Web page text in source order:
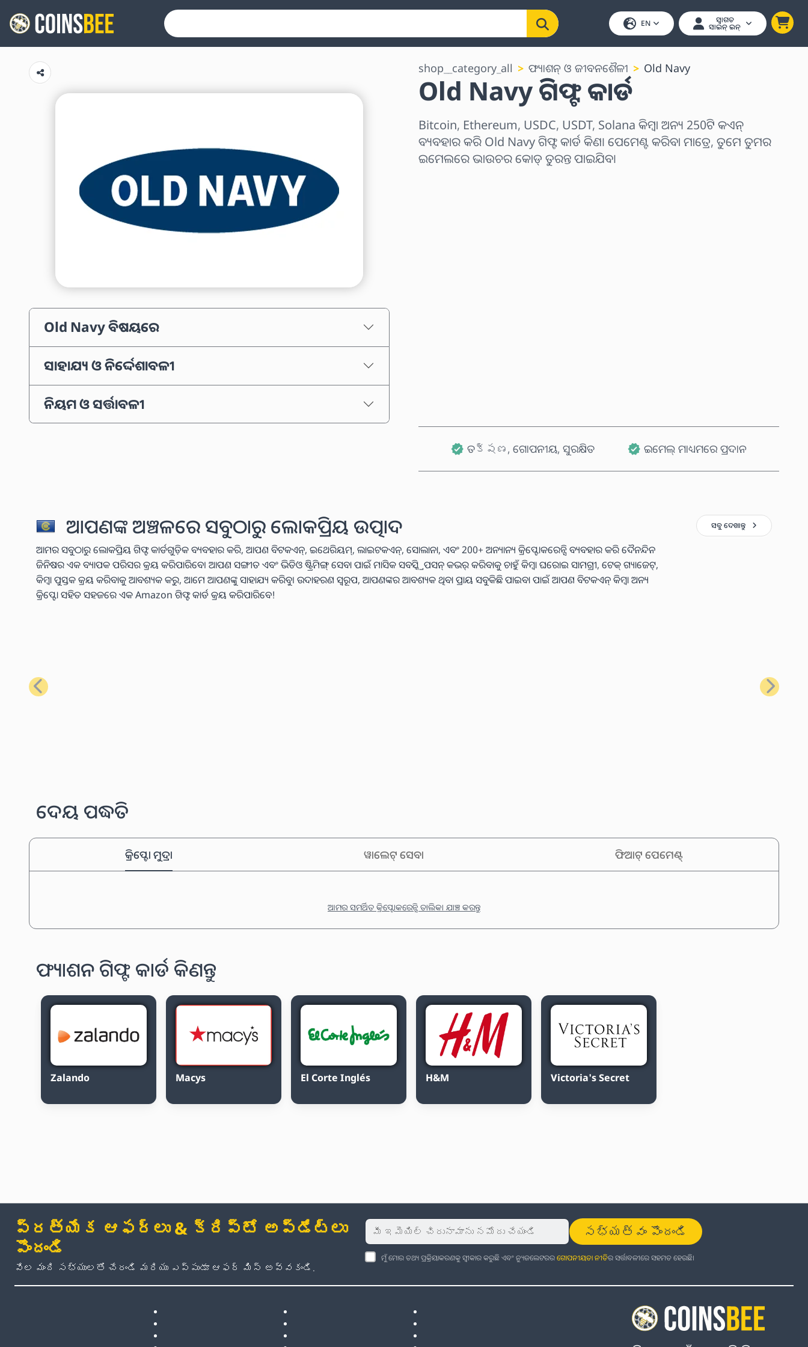
EN ସ୍ୱାଗତ
ସାଇନ୍ ଇନ୍
Old Navy ବିଷୟରେ
ସାହାଯ୍ୟ ଓ ନିର୍ଦ୍ଦେଶାବଳୀ
ନିୟମ ଓ ସର୍ତ୍ତାବଳୀ
shop__category_all ଫ୍ୟାଶନ୍ ଓ ଜୀବନଶୈଳୀ Old Navy
Old Navy ଗିଫ୍ଟ କାର୍ଡ
Bitcoin, Ethereum, USDC, USDT, Solana କିମ୍ବା ଅନ୍ୟ 250ଟି କଏନ୍
ବ୍ୟବହାର କରି Old Navy ଗିଫ୍ଟ କାର୍ଡ କିଣ। ପେମେଣ୍ଟ କରିବା ମାତ୍ରେ, ତୁମେ ତୁମର
ଇମେଲରେ ଭାଉଚର କୋଡ୍ ତୁରନ୍ତ ପାଇଯିବ।
ତక్షణ, ଗୋପନୀୟ, ସୁରକ୍ଷିତ ଇମେଲ୍ ମାଧ୍ୟମରେ ପ୍ରଦାନ
ଆପଣଙ୍କ ଅଞ୍ଚଳରେ ସବୁଠାରୁ ଲୋକପ୍ରିୟ ଉତ୍ପାଦ
ଆମର ସବୁଠାରୁ ଲୋକପ୍ରିୟ ଗିଫ୍ଟ କାର୍ଡଗୁଡ଼ିକ ବ୍ୟବହାର କରି, ଆପଣ ବିଟକଏନ୍, ଇଥେରିୟମ୍, ଲାଇଟକଏନ୍, ସୋଲାନା, ଏବଂ 200+ ଅନ୍ୟାନ୍ୟ କ୍ରିପ୍ଟୋକରେନ୍ସି ବ୍ୟବହାର କରି ଦୈନନ୍ଦିନ
ଜିନିଷର ଏକ ବ୍ୟାପକ ପରିସର କ୍ରୟ କରିପାରିବେ। ଆପଣ ସଙ୍ଗୀତ ଏବଂ ଭିଡିଓ ଷ୍ଟ୍ରିମିଙ୍ଗ୍ ସେବା ପାଇଁ ମାସିକ ସବସ୍କ୍ରିପସନ୍ କଭର୍ କରିବାକୁ ଚାହୁଁ କିମ୍ବା ଘରୋଇ ସାମଗ୍ରୀ, ଟେକ୍ ଗ୍ୟାଜେଟ୍,
କିମ୍ବା ପୁସ୍ତକ କ୍ରୟ କରିବାକୁ ଆବଶ୍ୟକ କରୁ, ଆମେ ଆପଣଙ୍କୁ ସାହାଯ୍ୟ କରିବୁ। ଉଦାହରଣ ସ୍ୱରୂପ, ଆପଣଙ୍କର ଆବଶ୍ୟକ ଥିବା ପ୍ରାୟ ସବୁକିଛି ପାଇବା ପାଇଁ ଆପଣ ବିଟକଏନ୍ କିମ୍ବା ଅନ୍ୟ
କ୍ରିପ୍ଟୋ ସହିତ ସହଜରେ ଏକ Amazon ଗିଫ୍ଟ କାର୍ଡ କ୍ରୟ କରିପାରିବେ!
ସବୁ ଦେଖାନ୍ତୁ
ପୂର୍ବ ପରବର୍ତ୍ତୀ
ଦେୟ ପଦ୍ଧତି
କ୍ରିପ୍ଟୋ ମୁଦ୍ରା ୱାଲେଟ୍ ସେବା ଫିଆଟ୍ ପେମେଣ୍ଟ୍
ଆମର ସମର୍ଥିତ କ୍ରିପ୍ଟୋକରେନ୍ସି ତାଲିକା ଯାଞ୍ଚ କରନ୍ତୁ
ଫ୍ୟାଶନ ଗିଫ୍ଟ କାର୍ଡ କିଣନ୍ତୁ
Zalando Macys El Corte Inglés H&M Victoria's Secret
ప్రత్యేక ఆఫర్లు & క్రిప్టో అప్‌డేట్‌లు
పొందండి
వేల మంది సభ్యులతో చేరండి మరియు ఎప్పుడూ ఆఫర్ మిస్ అవ్వకండి.
సభ్యత్వం పొందండి
ମୁଁ ମୋର ତଥ୍ୟ ପ୍ରକ୍ରିୟାକରଣକୁ ସ୍ୱୀକାର କରୁଛି ଏବଂ ନ୍ୟୁଜଲେଟରରଗୋପନୀୟତା ନୀତିର ସର୍ତ୍ତାବଳୀରେ ସହମତ ହେଉଛି।